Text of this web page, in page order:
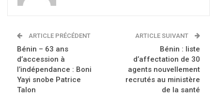
ARTICLE PRÉCÉDENT
Bénin – 63 ans
d’accession à
l’indépendance : Boni
Yayi snobe Patrice
Talon
ARTICLE SUIVANT
Bénin : liste
d’affectation de 30
agents nouvellement
recrutés au ministère
de la santé